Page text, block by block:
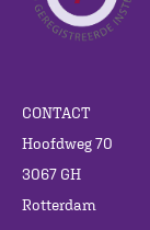
CONTACT
Hoofdweg 70
3067 GH
Rotterdam